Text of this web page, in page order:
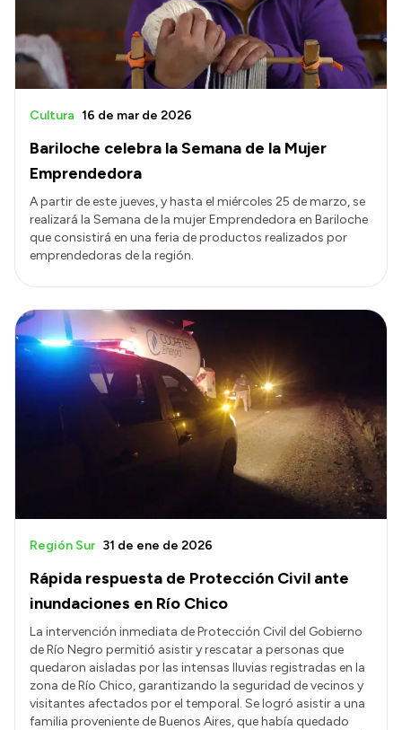
Bariloche celebra la Semana de la Mujer
Emprendedora
Cultura 16 de mar de 2026
A partir de este jueves, y hasta el miércoles 25 de marzo, se
realizará la Semana de la mujer Emprendedora en Bariloche
que consistirá en una feria de productos realizados por
emprendedoras de la región.
Rápida respuesta de Protección Civil ante
inundaciones en Río Chico
Región Sur 31 de ene de 2026
La intervención inmediata de Protección Civil del Gobierno
de Río Negro permitió asistir y rescatar a personas que
quedaron aisladas por las intensas lluvias registradas en la
zona de Río Chico, garantizando la seguridad de vecinos y
visitantes afectados por el temporal. Se logró asistir a una
familia proveniente de Buenos Aires, que había quedado